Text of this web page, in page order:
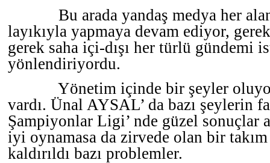
Bu arada yandaş medya her
layıkıyla yapmaya devam ediyor,
gerek saha içi-dışı her türlü gündemi
yönlendiriyordu.
Yönetim içinde bir şeyler
vardı. Ünal AYSAL’ da bazı şeylerin
Şampiyonlar Ligi’ nde güzel sonuçlar
iyi oynamasa da zirvede olan bir
kaldırıldı bazı problemler.